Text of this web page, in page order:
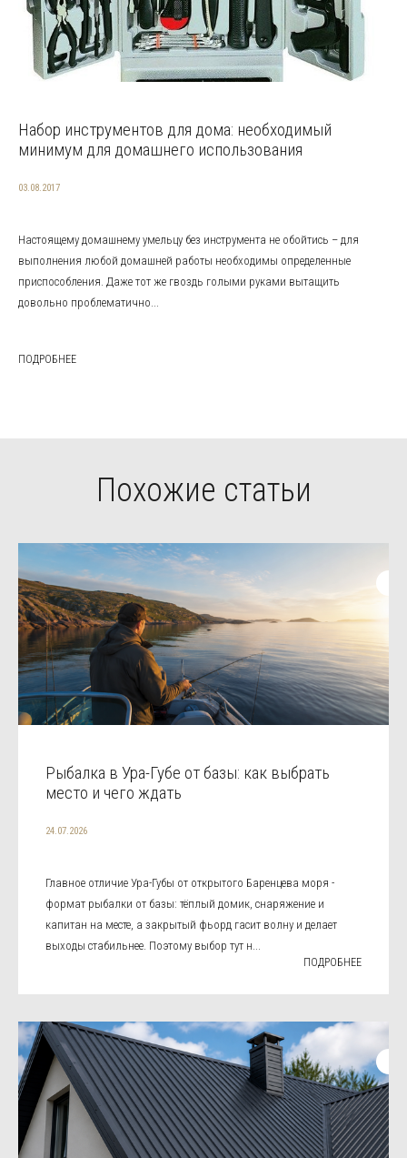
Набор инструментов для дома: необходимый
минимум для домашнего использования
03.08.2017
Настоящему домашнему умельцу без инструмента не обойтись – для
выполнения любой домашней работы необходимы определенные
приспособления. Даже тот же гвоздь голыми руками вытащить
довольно проблематично...
ПОДРОБНЕЕ
Похожие статьи
Рыбалка в Ура-Губе от базы: как выбрать
место и чего ждать
24.07.2026
Главное отличие Ура-Губы от открытого Баренцева моря -
формат рыбалки от базы: тёплый домик, снаряжение и
капитан на месте, а закрытый фьорд гасит волну и делает
выходы стабильнее. Поэтому выбор тут н...
ПОДРОБНЕЕ